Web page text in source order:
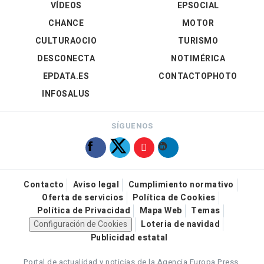
VÍDEOS
EPSOCIAL
CHANCE
CULTURAOCIO
DESCONECTA
EPDATA.ES
INFOSALUS
MOTOR
TURISMO
NOTIMÉRICA
CONTACTOPHOTO
SÍGUENOS
Contacto Aviso legal
Cumplimiento normativo
Oferta de servicios
Política de Cookies
Política de Privacidad
Mapa Web
Temas
Configuración de Cookies
Loteria de navidad
Publicidad estatal